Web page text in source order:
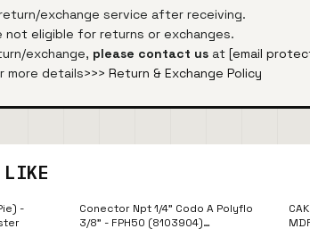
exchange service after receiving.
not eligible for returns or exchanges.
exchange, please contact us at [email
more details>>> Return & Exchange Policy
LIKE
-
Conector Npt 1/4" Codo A Polyflo
3/8" - FPH50 (8103904)